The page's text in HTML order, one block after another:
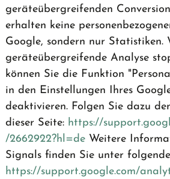
geräteübergreifenden
erhalten keine
Google, sondern nur Statistiken.
geräteübergreifende Analyse
können Sie die Funktion
in den Einstellungen Ihres
deaktivieren. Folgen Sie dazu
dieser Seite: https://
/2662922?hl=deWeitere
Signals finden Sie unter
https://support.google.com/